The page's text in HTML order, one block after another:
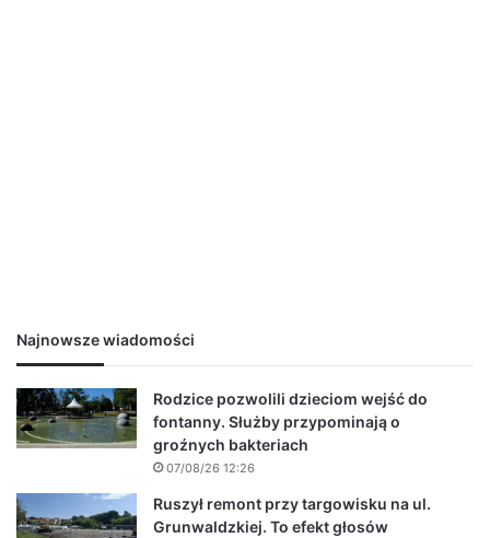
Najnowsze wiadomości
Rodzice pozwolili dzieciom wejść do
fontanny. Służby przypominają o
groźnych bakteriach
07/08/26 12:26
Ruszył remont przy targowisku na ul.
Grunwaldzkiej. To efekt głosów